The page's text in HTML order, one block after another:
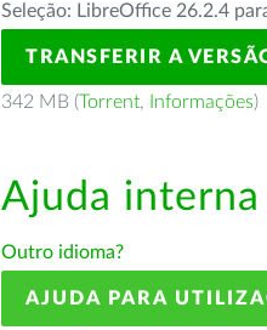
Seleção: LibreOffice 26.2.4
TRANSFERIR A
342 MB (Torrent, Informações)
Ajuda
Outro idioma?
AJUDA PARA